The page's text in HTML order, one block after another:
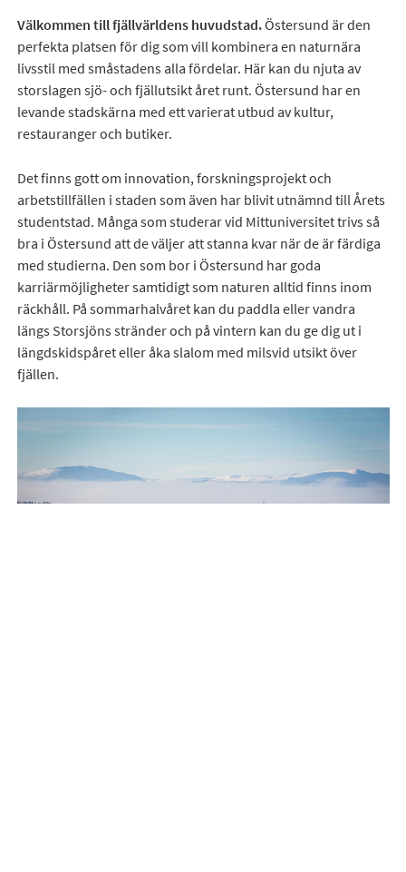
Välkommen till fjällvärldens huvudstad.Östersund är den
perfekta platsen för dig som vill kombinera en naturnära
livsstil med småstadens alla fördelar. Här kan du njuta av
storslagen sjö- och fjällutsikt året runt. Östersund har en
levande stadskärna med ett varierat utbud av kultur,
restauranger och butiker.
Det finns gott om innovation, forskningsprojekt och
arbetstillfällen i staden som även har blivit utnämnd till Årets
studentstad. Många som studerar vid Mittuniversitet trivs så
bra i Östersund att de väljer att stanna kvar när de är färdiga
med studierna. Den som bor i Östersund har goda
karriärmöjligheter samtidigt som naturen alltid finns inom
räckhåll. På sommarhalvåret kan du paddla eller vandra
längs Storsjöns stränder och på vintern kan du ge dig ut i
längdskidspåret eller åka slalom med milsvid utsikt över
fjällen.